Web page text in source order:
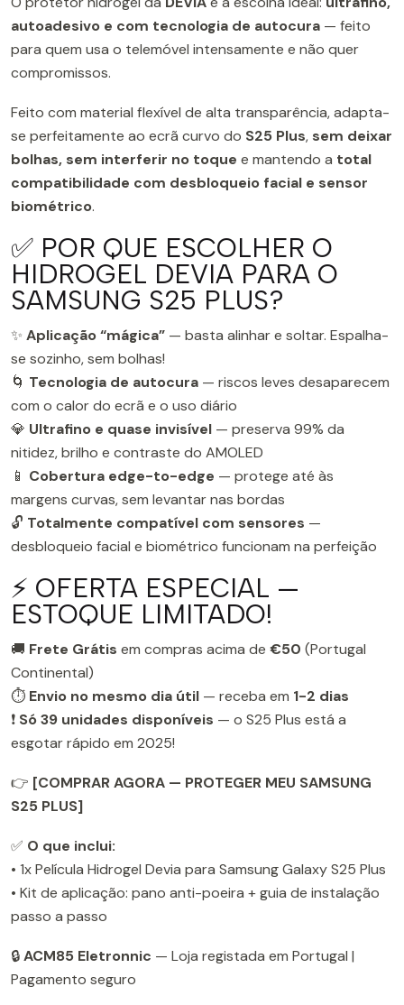
autoadesivo e com tecnologia de autocura — feito
para quem usa o telemóvel intensamente e não quer
compromissos.
Feito com material flexível de alta transparência, adapta-
se perfeitamente ao ecrã curvo do S25 Plus, sem deixar
bolhas, sem interferir no toque e mantendo a total
compatibilidade com desbloqueio facial e sensor
biométrico.
✅ POR QUE ESCOLHER O
HIDROGEL DEVIA PARA O
SAMSUNG S25 PLUS?
✨ Aplicação “mágica” — basta alinhar e soltar. Espalha-
se sozinho, sem bolhas!
🌀 Tecnologia de autocura — riscos leves desaparecem
com o calor do ecrã e o uso diário
💎 Ultrafino e quase invisível — preserva 99% da
nitidez, brilho e contraste do AMOLED
📱 Cobertura edge-to-edge — protege até às
margens curvas, sem levantar nas bordas
🔓 Totalmente compatível com sensores —
desbloqueio facial e biométrico funcionam na perfeição
⚡ OFERTA ESPECIAL —
ESTOQUE LIMITADO!
🚚 Frete Grátis em compras acima de €50 (Portugal
Continental)
⏱️ Envio no mesmo dia útil — receba em 1-2 dias
❗ Só 39 unidades disponíveis — o S25 Plus está a
esgotar rápido em 2025!
👉 [COMPRAR AGORA — PROTEGER MEU SAMSUNG
S25 PLUS]
✅ O que inclui:
• 1x Película Hidrogel Devia para Samsung Galaxy S25 Plus
• Kit de aplicação: pano anti-poeira + guia de instalação
passo a passo
🔒ACM85 Eletronnic — Loja registada em Portugal |
Pagamento seguro